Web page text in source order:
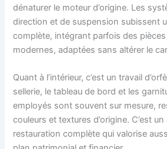
dénaturer le moteur d’origine. Les
direction et de suspension subissent
complète, intégrant parfois des
modernes, adaptées sans altérer le
Quant à l’intérieur, c’est un travail
sellerie, le tableau de bord et les
employés sont souvent sur mesure,
couleurs et textures d’origine. C’est
restauration complète qui valorise